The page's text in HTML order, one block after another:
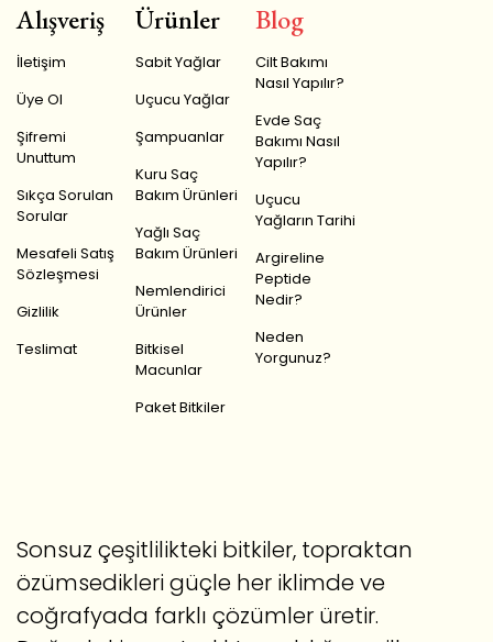
Alışveriş
İletişim
Üye Ol
Şifremi
Unuttum
Sıkça Sorulan
Sorular
Mesafeli Satış
Sözleşmesi
Gizlilik
Teslimat
Ürünler
Sabit Yağlar
Uçucu Yağlar
Şampuanlar
Kuru Saç
Bakım Ürünleri
Yağlı Saç
Bakım Ürünleri
Nemlendirici
Ürünler
Bitkisel
Macunlar
Paket Bitkiler
Blog
Cilt Bakımı
Nasıl Yapılır?
Evde Saç
Bakımı Nasıl
Yapılır?
Uçucu
Yağların Tarihi
Argireline
Peptide
Nedir?
Neden
Yorgunuz?
Sonsuz çeşitlilikteki bitkiler, topraktan
özümsedikleri güçle her iklimde ve
coğrafyada farklı çözümler üretir.